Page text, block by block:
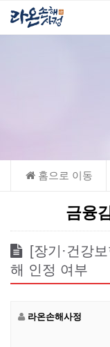
금융
[장기·건강
해 인정 여부
라온손해사정